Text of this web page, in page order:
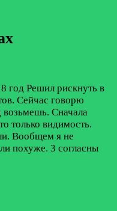
год Решил рискнуть в
Сейчас говорю
возьмешь. Сначала
только видимость.
Вообщем я не
похуже. 3 согласны